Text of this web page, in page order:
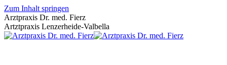
Zum Inhalt springen
Arztpraxis Dr. med. Fierz
Artztpraxis Lenzerheide-Valbella